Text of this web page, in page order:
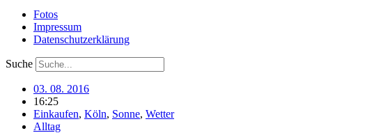
Fotos
Impressum
Datenschutzerklärung
Suche
03. 08. 2016
16:25
Einkaufen, Köln, Sonne, Wetter
Alltag